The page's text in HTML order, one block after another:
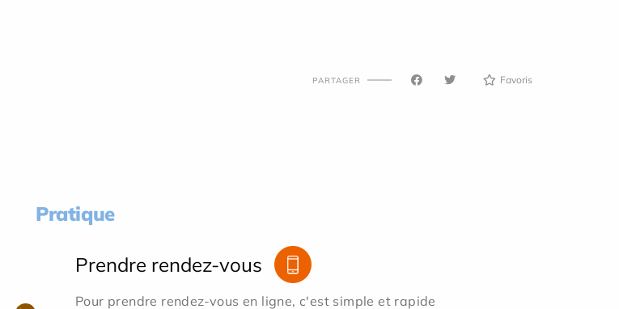
PARTAGER Favoris
Pratique
Prendre rendez-vous
Pour prendre rendez-vous en ligne, c'est simple et rapide